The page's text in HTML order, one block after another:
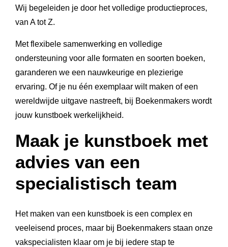
Wij begeleiden je door het volledige productieproces,
van A tot Z.
Met flexibele samenwerking en volledige
ondersteuning voor alle formaten en soorten boeken,
garanderen we een nauwkeurige en plezierige
ervaring. Of je nu één exemplaar wilt maken of een
wereldwijde uitgave nastreeft, bij Boekenmakers wordt
jouw kunstboek werkelijkheid.
Maak je kunstboek met
advies van een
specialistisch team
Het maken van een kunstboek is een complex en
veeleisend proces, maar bij Boekenmakers staan onze
vakspecialisten klaar om je bij iedere stap te